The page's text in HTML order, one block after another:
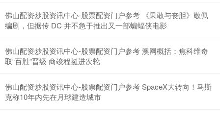
沪深300 4686.69
佛山配资炒股资讯中心-股票配资门户参考 《果敢与丧胆》敬佩
编剧，但据传 DC 并不急于推出又一部蝙蝠侠电影
佛山配资炒股资讯中心-股票配资门户参考 澳网概括：焦科维奇
取“百胜”晋级 商竣程挺进次轮
佛山配资炒股资讯中心-股票配资门户参考 SpaceX大转向！马斯
克称10年内先在月球建造城市